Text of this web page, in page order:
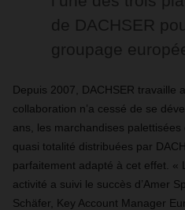
de DACHSER
groupage
Depuis 2007, DACHSER travaille
collaboration n’a cessé de se
ans, les marchandises
quasi totalité distribuées par
parfaitement adapté à cet effet. «
activité a suivi le succès d’Amer
Schäfer, Key Account Manager